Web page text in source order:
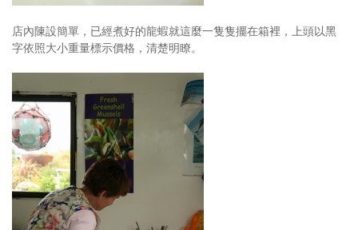
店內陳設簡單，已經煮好的龍蝦就這麼一隻隻擺在箱裡，上頭以黑
字依照大小重量標示價格，清楚明瞭。